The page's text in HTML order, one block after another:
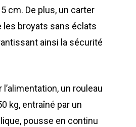
cm. De plus, un carter
les broyats sans éclats
ainsi la sécurité
un rouleau
kg, entraîné par un
pousse en continu